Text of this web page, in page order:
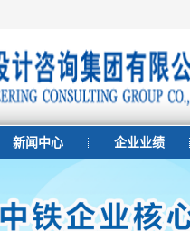
新闻中心 企业业绩